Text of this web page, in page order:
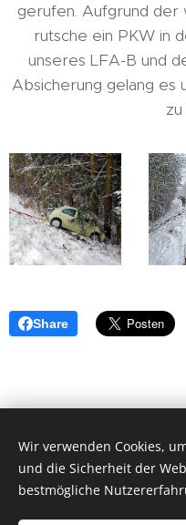
gerufen. Aufgrund der
rutsche ein PKW in
unseres LFA-B und
Absicherung gelang es
Share
© 2018 Freiwillige
4175
ff-herzogsdorf@gmx.at|
Wir verwenden Cookies,
und die Sicherheit der
bestmögliche